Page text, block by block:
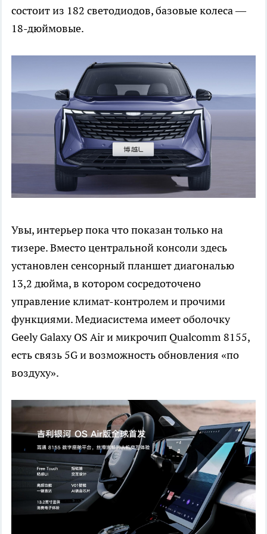
состоит из 182 светодиодов, базовые колеса —
18-дюймовые.
Увы, интерьер пока что показан только на
тизере. Вместо центральной консоли здесь
установлен сенсорный планшет диагональю
13,2 дюйма, в котором сосредоточено
управление климат-контролем и прочими
функциями. Медиасистема имеет оболочку
Geely Galaxy OS Air и микрочип Qualcomm 8155,
есть связь 5G и возможность обновления «по
воздуху».